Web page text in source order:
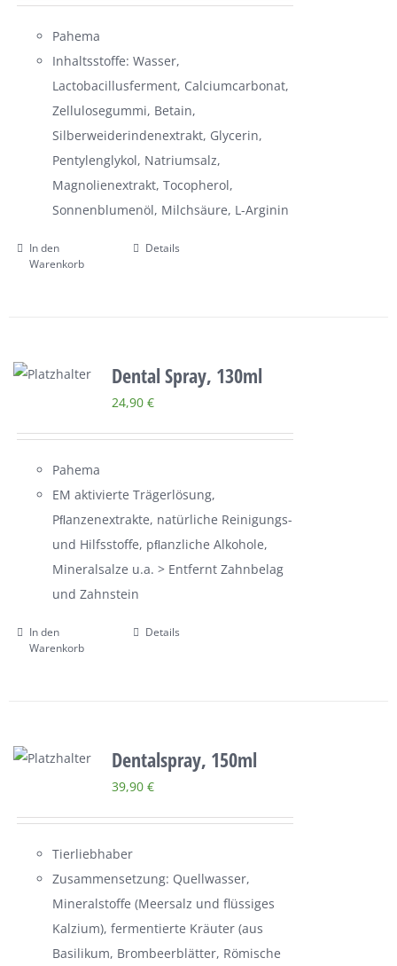
Pahema
Inhaltsstoffe: Wasser,
Lactobacillusferment, Calciumcarbonat,
Zellulosegummi, Betain,
Silberweiderindenextrakt, Glycerin,
Pentylenglykol, Natriumsalz,
Magnolienextrakt, Tocopherol,
Sonnenblumenöl, Milchsäure, L-Arginin
In den
Warenkorb
Details
Dental Spray, 130ml
24,90 €
Pahema
EM aktivierte Trägerlösung,
Pﬂanzenextrakte, natürliche Reinigungs-
und Hilfsstoffe, pﬂanzliche Alkohole,
Mineralsalze u.a. > Entfernt Zahnbelag
und Zahnstein
In den
Warenkorb
Details
Dentalspray, 150ml
39,90 €
Tierliebhaber
Zusammensetzung: Quellwasser,
Mineralstoffe (Meersalz und flüssiges
Kalzium), fermentierte Kräuter (aus
Basilikum, Brombeerblätter, Römische